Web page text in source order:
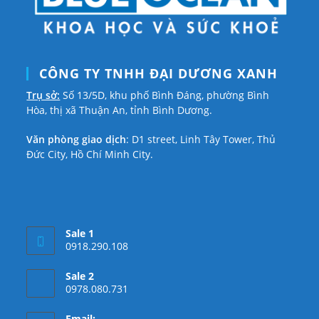
CÔNG TY TNHH ĐẠI DƯƠNG XANH
Trụ sở: Số 13/5D, khu phố Bình Đáng, phường Bình
Hòa, thị xã Thuận An, tỉnh Bình Dương.
Văn phòng giao dịch: D1 street, Linh Tây Tower, Thủ
Đức City, Hồ Chí Minh City.
Sale 1
0918.290.108
Sale 2
0978.080.731